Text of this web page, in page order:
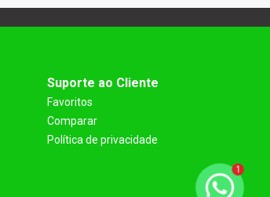
Suporte ao Cliente
Favoritos
Comparar
Política de privacidade
1